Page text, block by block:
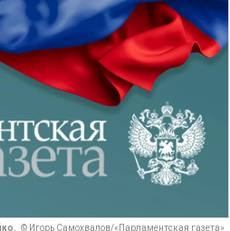
© Игорь Самохвалов/«Парламентская газета»